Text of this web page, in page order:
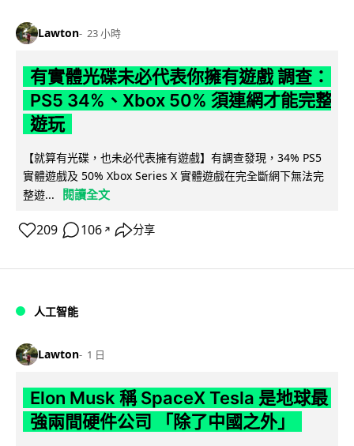
Lawton 23 小時
有實體光碟未必代表你擁有遊戲 調查：
PS5 34%、Xbox 50% 須連網才能完整
遊玩
【就算有光碟，也未必代表擁有遊戲】有調查發現，34% PS5
實體遊戲及 50% Xbox Series X 實體遊戲在完全斷網下無法完
整遊...
閱讀全文
209 106 ↗ 分享
人工智能
Lawton 1 日
Elon Musk 稱 SpaceX Tesla 是地球最
強兩間硬件公司 「除了中國之外」